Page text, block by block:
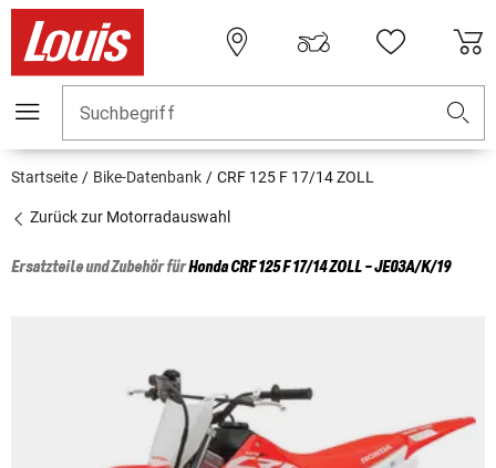
Suchbegriff
Startseite Bike-Datenbank CRF 125 F 17/14 ZOLL
Zurück zur Motorradauswahl
Ersatzteile und Zubehör fürHondaCRF 125 F 17/14 ZOLL - JE03A/K/19